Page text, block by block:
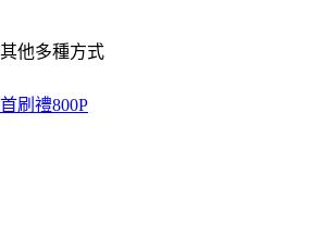
他多種方式
刷禮800P